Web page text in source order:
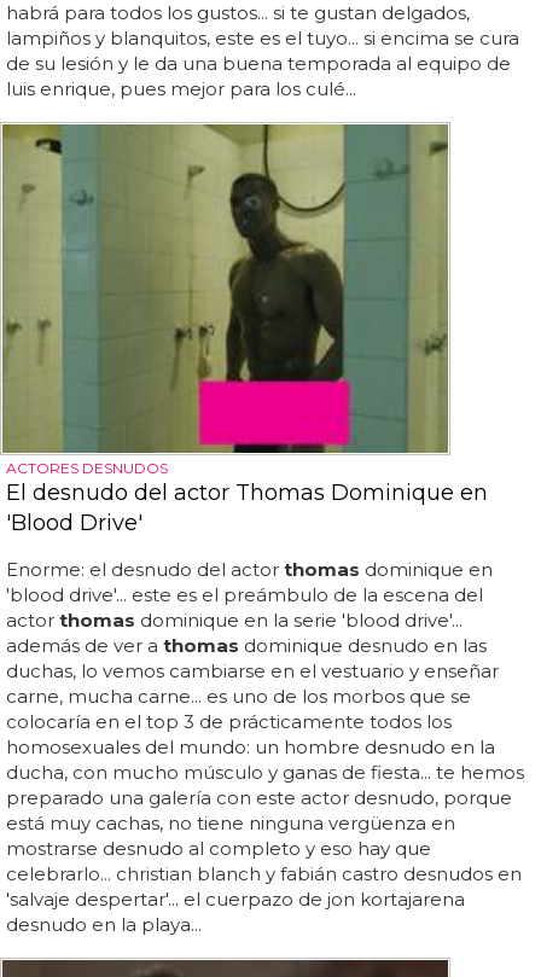
habrá para todos los gustos... si te gustan delgados,
lampiños y blanquitos, este es el tuyo... si encima se cura
de su lesión y le da una buena temporada al equipo de
luis enrique, pues mejor para los culé...
ACTORES DESNUDOS
El desnudo del actor Thomas Dominique en
'Blood Drive'
Enorme: el desnudo del actor thomas dominique en
'blood drive'... este es el preámbulo de la escena del
actor thomas dominique en la serie 'blood drive'...
además de ver a thomas dominique desnudo en las
duchas, lo vemos cambiarse en el vestuario y enseñar
carne, mucha carne... es uno de los morbos que se
colocaría en el top 3 de prácticamente todos los
homosexuales del mundo: un hombre desnudo en la
ducha, con mucho músculo y ganas de fiesta... te hemos
preparado una galería con este actor desnudo, porque
está muy cachas, no tiene ninguna vergüenza en
mostrarse desnudo al completo y eso hay que
celebrarlo... christian blanch y fabián castro desnudos en
'salvaje despertar'... el cuerpazo de jon kortajarena
desnudo en la playa...